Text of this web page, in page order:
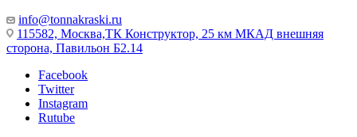
info@tonnakraski.ru
115582, Москва,ТК Конструктор, 25 км МКАД внешняя
сторона, Павильон Б2.14
Facebook
Twitter
Instagram
Rutube